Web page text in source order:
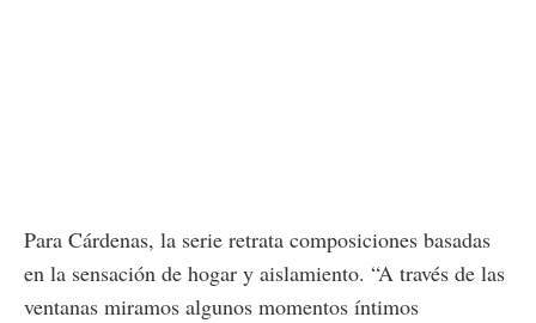
Para Cárdenas, la serie retrata composiciones basadas
en la sensación de hogar y aislamiento. “A través de las
ventanas miramos algunos momentos íntimos